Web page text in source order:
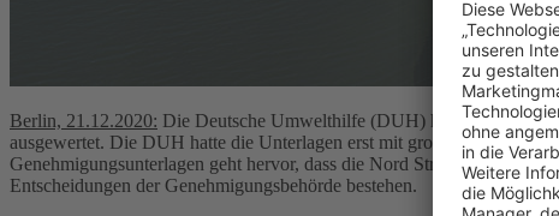
Berlin, 21.12.2020: Die Deutsche Umwelthilfe (DUH) hat interne
ausgewertet. Die DUH hatte die Unterlagen erst mit großer
Genehmigungsunterlagen geht hervor, dass die Nord Stream 2 AG
Entscheidungen der Genehmigungsbehörde bestehen.